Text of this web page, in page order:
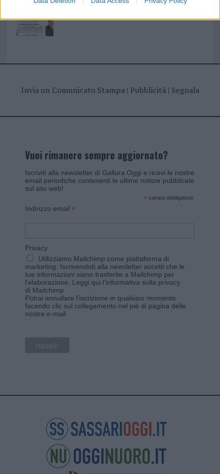
Giovannimaria Cabras
Invia un Comunicato Stampa| Pubblicità| Segnala
Vuoi rimanere sempre aggiornato?
Iscriviti alla newsletter di Gallura Oggi e ricevi le nostre
email periodiche contenenti le ultime notizie pubblicate
sul sito web!
* campo obbligatorio
Indirizzo email *
Privacy
Utilizziamo Mailchimp come piattaforma di
marketing. Iscrivendoti alla newsletter accetti che le
tue informazioni siano trasferite a Mailchimp per
l'elaborazione. Leggi qui l'informativa sulla privacy
di Mailchimp
Potrai annullare l'iscrizione in qualsiasi momento
facendo clic sul collegamento nel piè di pagina delle
nostre e-mail.